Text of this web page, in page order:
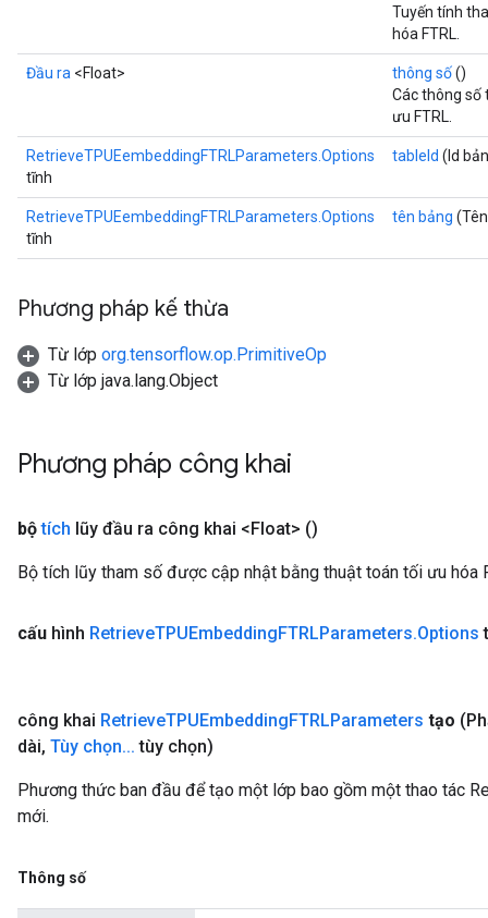
Tuyến tính
hóa FTRL.
Đầu ra <Float> thông số()
Các thông số
ưu FTRL.
RetrieveTPUEembeddingFTRLParameters.Options
tĩnh
tableId (Id
RetrieveTPUEembeddingFTRLParameters.Options
tĩnh
tên bảng
Phương pháp kế thừa
Từ lớp org.tensorflow.op.PrimitiveOp
Từ lớp java.lang.Object
Phương pháp công khai
bộ tích lũy đầu ra công khai <Float> ()
Bộ tích lũy tham số được cập nhật bằng thuật toán tối ưu hóa
cấu hình RetrieveTPUEmbeddingFTRLParameters.Options
công khai RetrieveTPUEmbeddingFTRLParameters tạo
dài, Tùy chọn... tùy chọn)
Phương thức ban đầu để tạo một lớp bao gồm một thao tác
mới.
Thông số